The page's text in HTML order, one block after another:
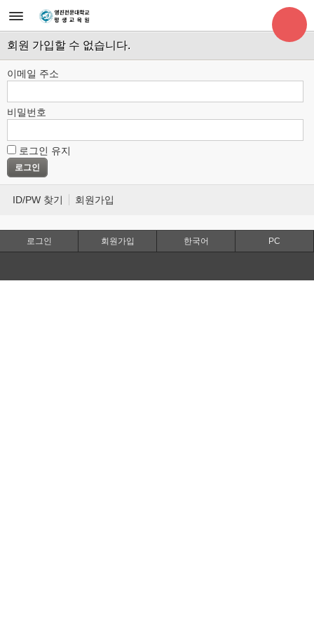
회원 가입할 수 없습니다.
이메일 주소
비밀번호
로그인 유지
ID/PW 찾기 회원가입
로그인 회원가입 한국어 PC